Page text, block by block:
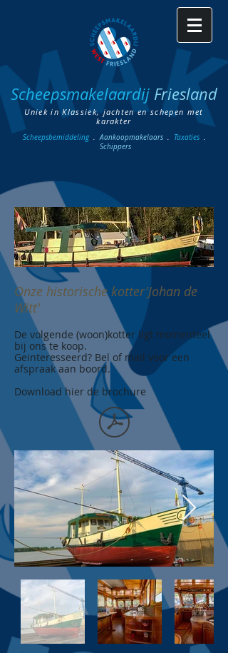
Scheepsmakelaardij Friesland
Uniek in Klassiek, jachten en schepen met
karakter
Scheepsbemiddeling .Aankoopmakelaars . Taxaties .
Schippers
Onze historische kotter'Johan de
Witt'
De volgende (woon)kotter ligt momenteel
bij ons te koop.
Geinteresseerd? Bel of mail voor een
afspraak aan boord.
Download hier de brochure